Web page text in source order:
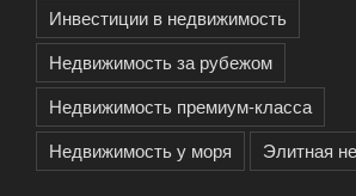
Инвестиции в недвижимость
Недвижимость за рубежом
Недвижимость премиум-класса
Недвижимость у моря
Элитная